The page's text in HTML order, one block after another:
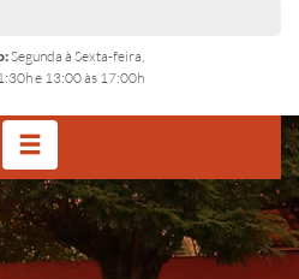
Segunda à Sexta-feira,
e 13:00 às 17:00h